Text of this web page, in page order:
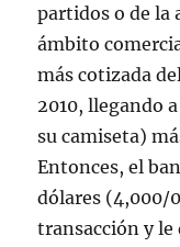
partidos o de la
ámbito
más cotizada
2010, llegando
su camiseta)
Entonces, el
dólares (4,000/
transacción y le